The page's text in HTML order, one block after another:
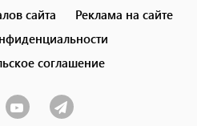
сайта
Реклама на сайте
соглашение